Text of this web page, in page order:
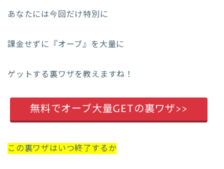
あなたには今回だけ特別に
課金せずに『オーブ』を大量に
ゲットする裏ワザを教えますね！
無料でオーブ大量GETの裏ワザ>>
この裏ワザはいつ終了するか